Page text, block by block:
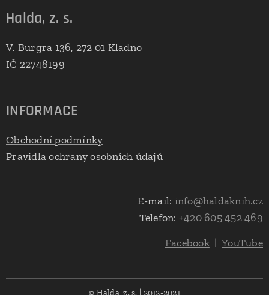
Halda, z. s.
V. Burgra 136, 272 01 Kladno
IČ 22748199
INFORMACE
Obchodní podmínky
Pravidla ochrany osobních údajů
E-mail: info@haldaknih.cz
Telefon: +420 605 452 469
Facebook|YouTube
© Halda, z. s. | 2012-2021